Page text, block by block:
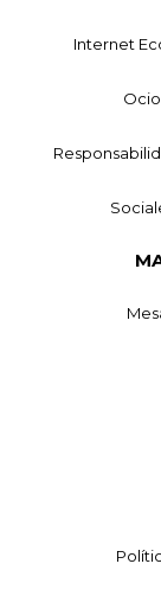
Internet
Ocio